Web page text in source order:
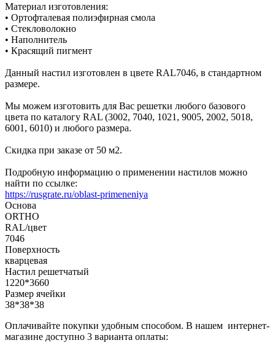
Материал изготовления:
• Ортофталевая полиэфирная смола
• Стекловолокно
• Наполнитель
• Красящий пигмент
Данный настил изготовлен в цвете RAL7046, в стандартном
размере.
Мы можем изготовить для Вас решетки любого базового
цвета по каталогу RAL (3002, 7040, 1021, 9005, 2002, 5018,
6001, 6010) и любого размера.
Скидка при заказе от 50 м2.
Подробную информацию о применении настилов можно
найти по ссылке:
https://rusgrate.ru/oblast-primeneniya
Основа
ORTHO
RAL/цвет
7046
Поверхность
кварцевая
Настил решетчатый
1220*3660
Размер ячейки
38*38*38
Оплачивайте покупки удобным способом. В нашем интернет-
магазине доступно 3 варианта оплаты: